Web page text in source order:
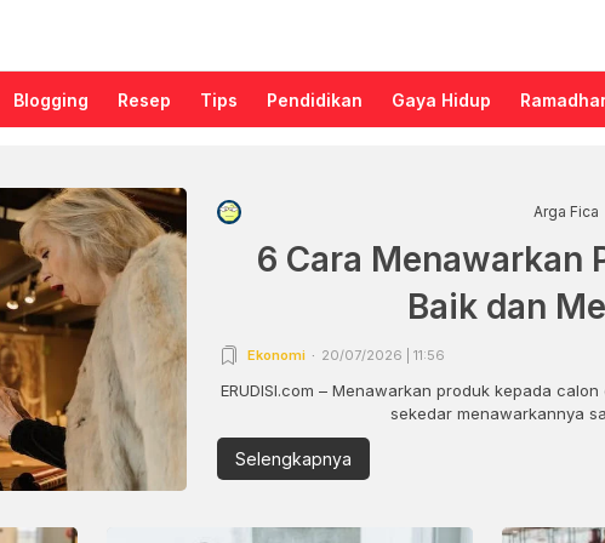
Blogging Resep Tips Pendidikan Gaya Hidup
Arga Fica
6 Cara Menawarkan
Baik dan
Ekonomi 20/07/2026 | 11:56
ERUDISI.com – Menawarkan produk kepada
sekedar menawarkannya
Selengkapnya